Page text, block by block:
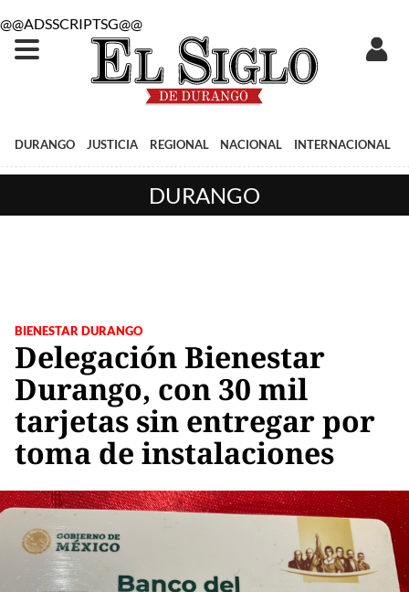
@@ADSSCRIPTSG@@
DURANGO JUSTICIA REGIONAL NACIONAL INTERNACIONAL
DURANGO
BIENESTAR DURANGO
Delegación Bienestar
Durango, con 30 mil
tarjetas sin entregar por
toma de instalaciones